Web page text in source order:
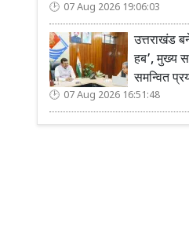
07 Aug 2026 19:06:03
उत्तराखंड
हब’, मुख्य
समन्वित
07 Aug 2026 16:51:48